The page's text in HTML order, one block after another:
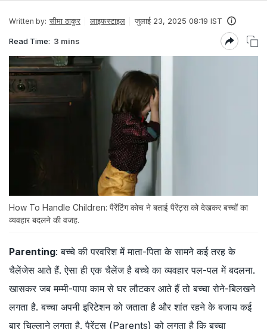
Written by: सीमा ठाकुर लाइफस्टाइल जुलाई 23, 2025 08:19 IST
Read Time: 3 mins
How To Handle Children: पैरेंटिंग कोच ने बताई पैरेंट्स को देखकर बच्चों का
व्यवहार बदलने की वजह.
Parenting: बच्चे की परवरिश में माता-पिता के सामने कई तरह के
चैलेंजेस आते हैं. ऐसा ही एक चैलेंज है बच्चे का व्यवहार पल-पल में बदलना.
खासकर जब मम्मी-पापा काम से घर लौटकर आते हैं तो बच्चा रोने-बिलखने
लगता है. बच्चा अपनी इरिटेशन को जताता है और शांत रहने के बजाय कई
बार चिल्लाने लगता है. पैरेंट्स (Parents) को लगता है कि बच्चा